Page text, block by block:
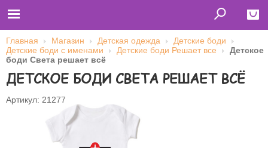
Close
Главная
Футболки
Толстовки (кенгурушки)
Свитшоты
Оплата и доставка
Главная Магазин Детская одежда
Детские боди
Детские боди с именами
Детские боди Решает все
Детское
боди Света решает всё
ДЕТСКОЕ БОДИ СВЕТА РЕШАЕТ ВСЁ
Артикул: 21277